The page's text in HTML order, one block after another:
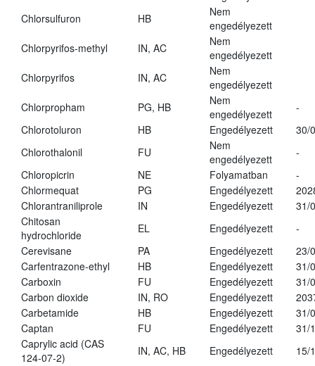
Chlorsulfuron
HB
Nem
engedélyezett
Chlorpyrifos-methyl
IN, AC
Nem
engedélyezett
Chlorpyrifos
IN, AC
Nem
engedélyezett
Chlorpropham
PG, HB
Nem
engedélyezett
-
Chlorotoluron
HB Engedélyezett
30/
Chlorothalonil
FU
Nem
engedélyezett
-
Chloropicrin
NE Folyamatban
-
Chlormequat
PG Engedélyezett
Chlorantraniliprole
IN Engedélyezett
31/
Chitosan
hydrochloride
EL Engedélyezett
-
Cerevisane
PA Engedélyezett
23/
Carfentrazone-ethyl
HB Engedélyezett
31/
Carboxin
FU Engedélyezett
31/
Carbon dioxide
IN, RO Engedélyezett
Carbetamide
HB Engedélyezett
31/
Captan
FU Engedélyezett
31/
Caprylic acid (CAS
124-07-2)
IN, AC, HB Engedélyezett
15/